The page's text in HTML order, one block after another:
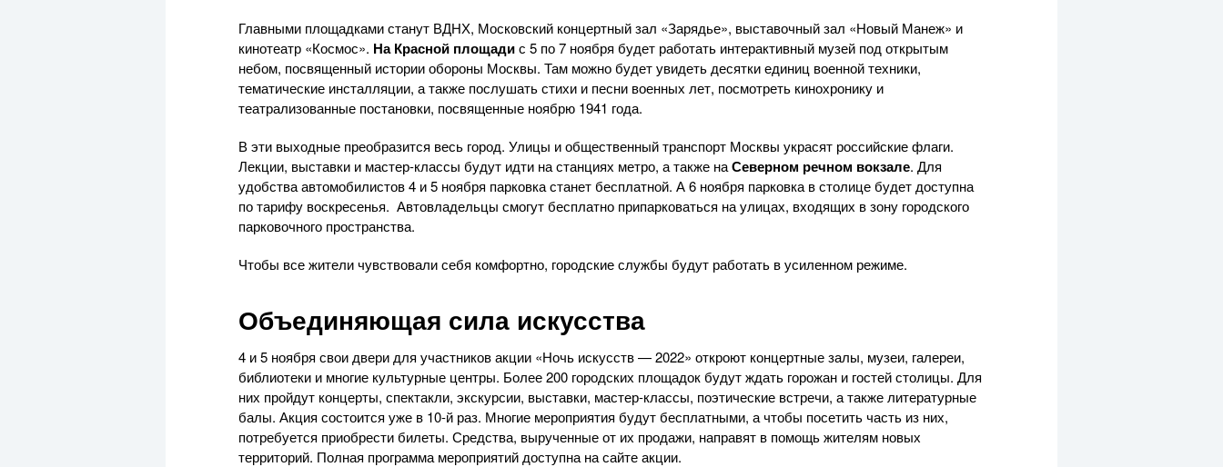
Главными площадками станут ВДНХ, Московский концертный зал «Зарядье», выставочный зал «Новый Манеж» и
кинотеатр «Космос». На Красной площадис 5 по 7 ноября будет работать интерактивный музей под открытым
небом, посвященный истории обороны Москвы. Там можно будет увидеть десятки единиц военной техники,
тематические инсталляции, а также послушать стихи и песни военных лет, посмотреть кинохронику и
театрализованные постановки, посвященные ноябрю 1941 года.
В эти выходные преобразится весь город. Улицы и общественный транспорт Москвы украсят российские флаги.
Лекции, выставки и мастер-классы будут идти на станциях метро, а также наСеверном речном вокзале. Для
удобства автомобилистов 4 и 5 ноября парковка станет бесплатной. А 6 ноября парковка в столице будет доступна
по тарифу воскресенья. Автовладельцы смогут бесплатно припарковаться на улицах, входящих в зону городского
парковочного пространства.
Чтобы все жители чувствовали себя комфортно, городские службы будут работать в усиленном режиме.
Объединяющая сила искусства
4 и 5 ноября свои двери для участников акции «Ночь искусств — 2022» откроют концертные залы, музеи, галереи,
библиотеки и многие культурные центры. Более 200 городских площадок будут ждать горожан и гостей столицы. Для
них пройдут концерты, спектакли, экскурсии, выставки, мастер-классы, поэтические встречи, а также литературные
балы. Акция состоится уже в 10-й раз. Многие мероприятия будут бесплатными, а чтобы посетить часть из них,
потребуется приобрести билеты. Средства, вырученные от их продажи, направят в помощь жителям новых
территорий. Полная программа мероприятий доступна на сайте акции.